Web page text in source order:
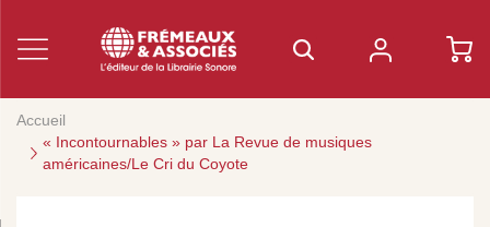
Accueil
« Incontournables » par La Revue de musiques
américaines/Le Cri du Coyote